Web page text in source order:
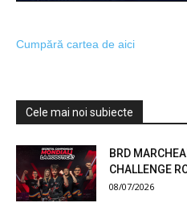
Cumpără cartea de aici
Cele mai noi subiecte
BRD
CHALLENGE
08/07/2026